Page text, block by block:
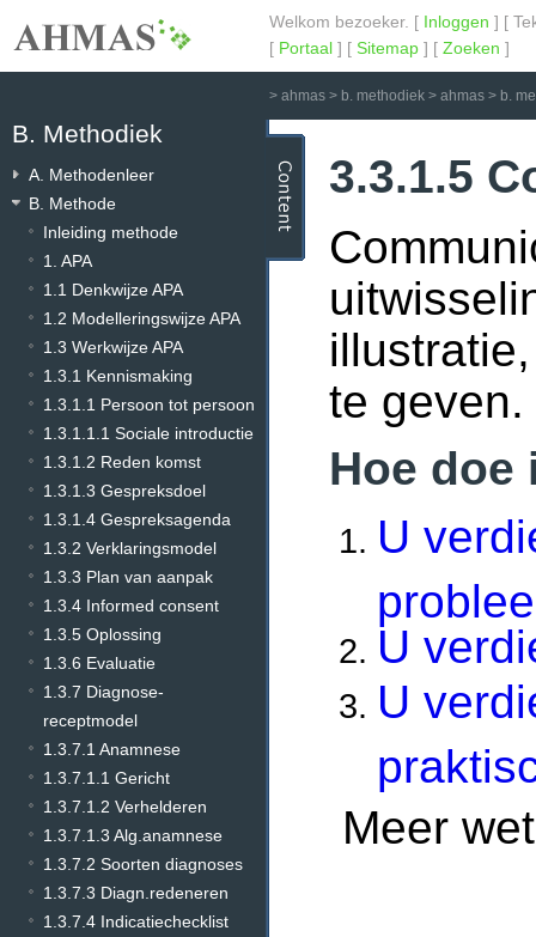
Welkom bezoeker. [ Inloggen ] [
[ Portaal ] [ Sitemap ] [ Zoeken ]
> ahmas > b. methodiek > ahmas > b.
B. Methodiek
A. Methodenleer
B. Methode
Inleiding methode
1. APA
1.1 Denkwijze APA
1.2 Modelleringswijze APA
1.3 Werkwijze APA
1.3.1 Kennismaking
1.3.1.1 Persoon tot persoon
1.3.1.1.1 Sociale introductie
1.3.1.2 Reden komst
1.3.1.3 Gespreksdoel
1.3.1.4 Gespreksagenda
1.3.2 Verklaringsmodel
1.3.3 Plan van aanpak
1.3.4 Informed consent
1.3.5 Oplossing
1.3.6 Evaluatie
1.3.7 Diagnose-
receptmodel
1.3.7.1 Anamnese
1.3.7.1.1 Gericht
1.3.7.1.2 Verhelderen
1.3.7.1.3 Alg.anamnese
1.3.7.2 Soorten diagnoses
1.3.7.3 Diagn.redeneren
1.3.7.4 Indicatiechecklist
3.3.1.5
te geven.
Hoe doe
U
U
U
Meer